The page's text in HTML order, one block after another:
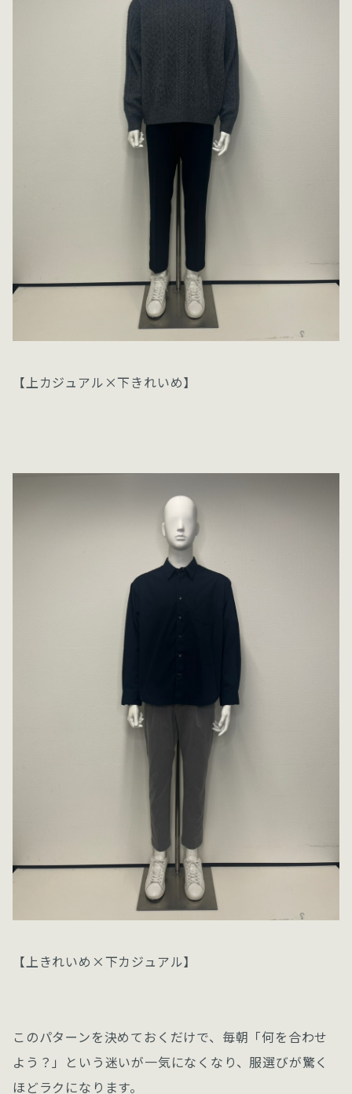
【上カジュアル×下きれいめ】
【上きれいめ×下カジュアル】
このパターンを決めておくだけで、毎朝「何を合わせ
よう？」という迷いが一気になくなり、服選びが驚く
ほどラクになります。